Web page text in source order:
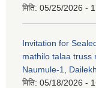
मिति: 05/25/2026 -
Invitation for
mathilo talaa truss
Naumule-1,
मिति: 05/18/2026 -